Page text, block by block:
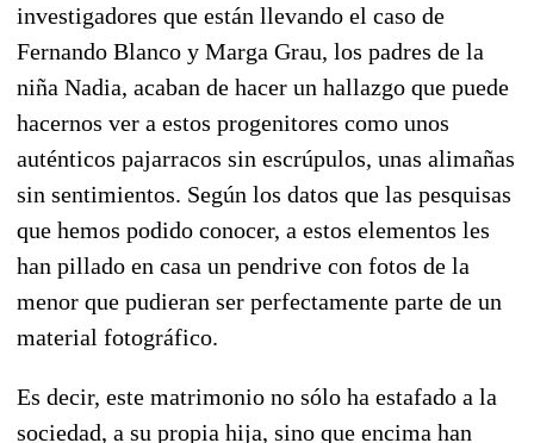
investigadores que están llevando el caso de
Fernando Blanco y Marga Grau, los padres de la
niña Nadia, acaban de hacer un hallazgo que puede
hacernos ver a estos progenitores como unos
auténticos pajarracos sin escrúpulos, unas alimañas
sin sentimientos. Según los datos que las pesquisas
que hemos podido conocer, a estos elementos les
han pillado en casa un pendrive con fotos de la
menor que pudieran ser perfectamente parte de un
material fotográfico.
Es decir, este matrimonio no sólo ha estafado a la
sociedad, a su propia hija, sino que encima han